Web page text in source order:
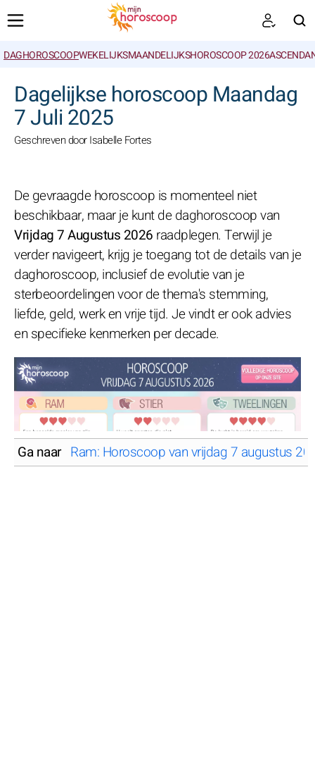
DAGHOROSCOOPWEKELIJKSMAANDELIJKSHOROSCOOP 2026
Dagelijkse horoscoop Maandag
7 Juli 2025
Geschreven door Isabelle Fortes
De gevraagde horoscoop is momenteel niet
beschikbaar, maar je kunt de daghoroscoop van
Vrijdag 7 Augustus 2026 raadplegen. Terwijl je
verder navigeert, krijg je toegang tot de details van je
daghoroscoop, inclusief de evolutie van je
sterbeoordelingen voor de thema's stemming,
liefde, geld, werk en vrije tijd. Je vindt er ook advies
en specifieke kenmerken per decade.
Ga naar Ram: Horoscoop van vrijdag 7 augustus